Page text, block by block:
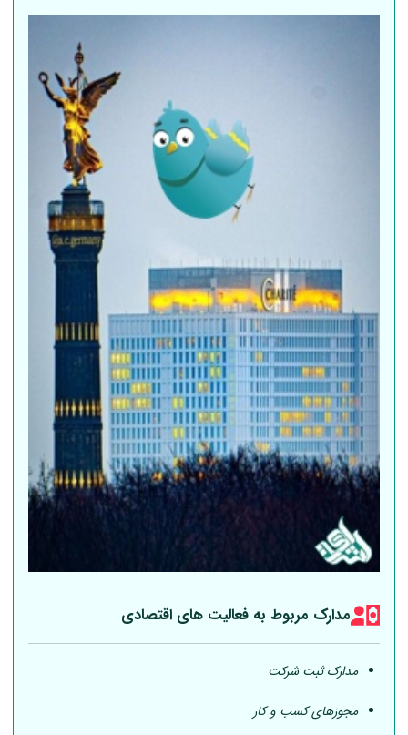
مدارک مربوط به فعالیت های اقتصادی
مدارک ثبت شرکت
مجوزهای کسب و کار